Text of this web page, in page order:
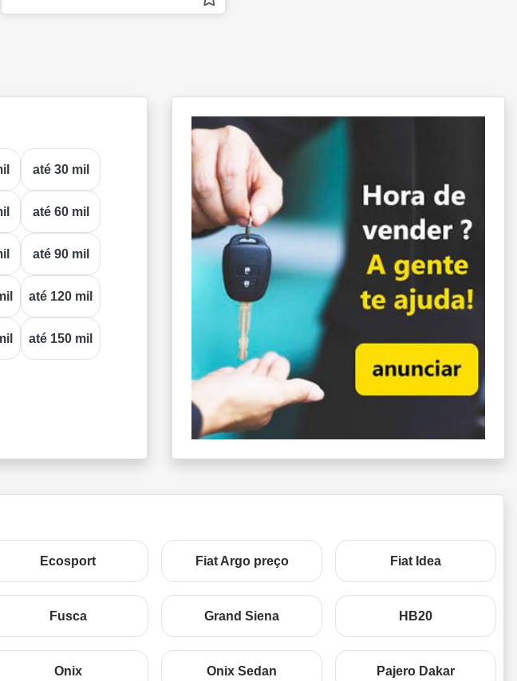
até 30 mil
até 60 mil
até 90 mil
até 120 mil
até 150 mil
Ecosport Fiat Argo preço Fiat Idea
Fusca Grand Siena HB20
Onix Onix Sedan Pajero Dakar